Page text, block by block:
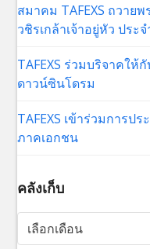
สมาคม TAFEXS ถวาย
วชิรเกล้าเจ้าอยู่หัว ประ
TAFEXS ร่วมบริจาคให้
ดาวน์ซินโดรม
TAFEXS เข้าร่วมการป
ภาคเอกชน
คลังเก็บ
คลัง
เก็บ